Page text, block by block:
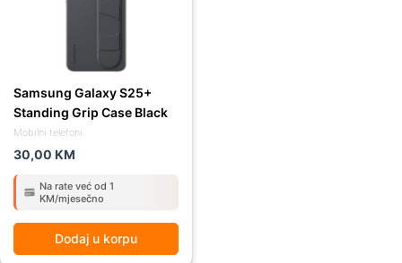
Mobilni telefoni
Samsung Galaxy S25+
Standing Grip Case Black
30,00 KM
Na rate već od 1
KM/mjesečno
Dodaj u korpu